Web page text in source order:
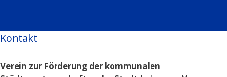
Kontakt
Verein zur Förderung der kommunalen